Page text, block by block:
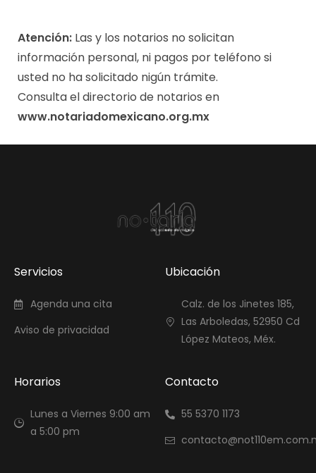
Atención: Las y los notarios no solicitan
información personal, ni pagos por teléfono si
usted no ha solicitado nigún trámite.
Consulta el directorio de notarios en
www.notariadomexicano.org.mx
Servicios
Agenda una cita
Aviso de privacidad
Ubicación
Calz. de los Jinetes 185,
Las Arboledas, 52950 Cd
López Mateos, Méx.
Horarios
Lunes a Viernes 9:00 am
a 5:00 pm
Contacto
55 5370 1173